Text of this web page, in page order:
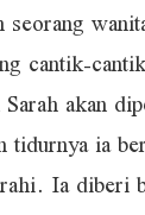
seorang
cantik-
akan
tidurnya ia
Ia diberi